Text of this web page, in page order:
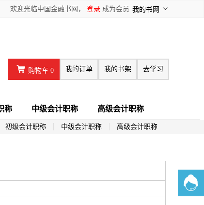
欢迎光临中国金融书网， 登录 成为会员 我的书网
购物车 0 我的订单 我的书架 去学习
称 中级会计职称 高级会计职称
初级会计职称 中级会计职称 高级会计职称